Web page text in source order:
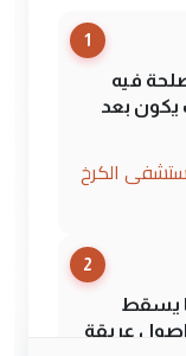
1
فيه
يكون بعد
الكرخ
2
يسقط
اصول عريقة